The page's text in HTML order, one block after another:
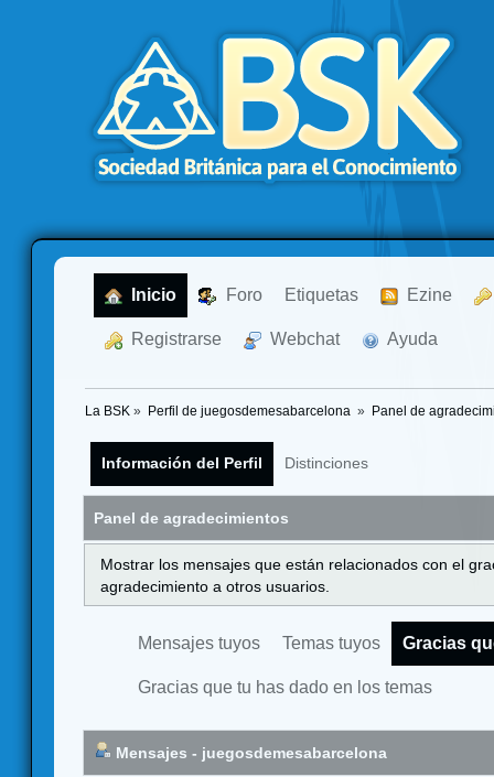
Inicio Foro Etiquetas Ezine
Registrarse Webchat Ayuda
La BSK » Perfil de juegosdemesabarcelona » Panel de
Información del Perfil Distinciones
Panel de agradecimientos
Mostrar los mensajes que están relacionados con el
agradecimiento a otros usuarios.
Mensajes tuyos Temas tuyos Gracias
Gracias que tu has dado en los temas
Mensajes - juegosdemesabarcelona